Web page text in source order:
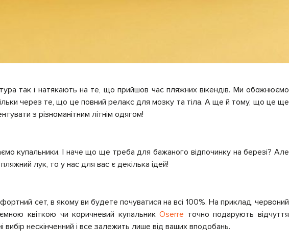
так і натякають на те, що прийшов час пляжних вікендів. Ми обожнюємо
через те, що це повний релакс для мозку та тіла. А ще й тому, що це ще
з різноманітним літнім одягом!
купальники. І наче що ще треба для бажаного відпочинку на березі? Але
лук, то у нас для вас є декілька ідей!
сет, в якому ви будете почуватися на всі 100%. На приклад, червоний
квіткою чи коричневий купальникOserre точно подарують відчуття
вибір нескінченний і все залежить лише від ваших вподобань.